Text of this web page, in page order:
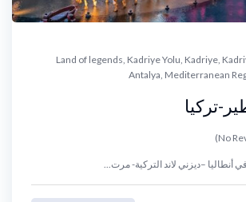
Land of legends, Kadriye Yolu, Kadriye,
Antalya, Mediterranean
تركيا
أنطاليا –ديزني لاند التركية- مرت...